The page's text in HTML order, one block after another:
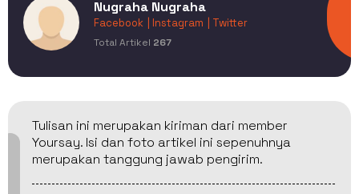
Nugraha Nugraha
Facebook | Instagram | Twitter
Total Artikel 267
Tulisan ini merupakan kiriman dari member
Yoursay. Isi dan foto artikel ini sepenuhnya
merupakan tanggung jawab pengirim.